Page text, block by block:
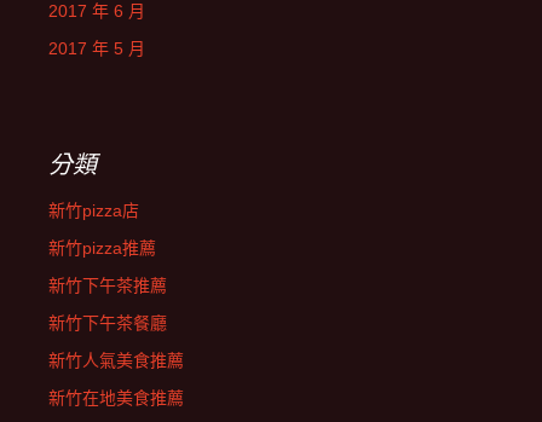
2017 年 6 月
2017 年 5 月
分類
新竹pizza店
新竹pizza推薦
新竹下午茶推薦
新竹下午茶餐廳
新竹人氣美食推薦
新竹在地美食推薦